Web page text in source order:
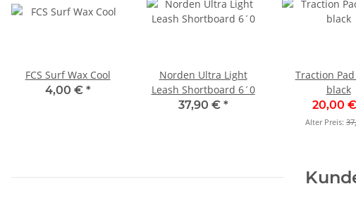
FCS Surf Wax Cool
4,00 € *
Norden Ultra Light
Leash Shortboard 6´0
37,90 € *
Traction
black
20,00 €
Alter Preis: